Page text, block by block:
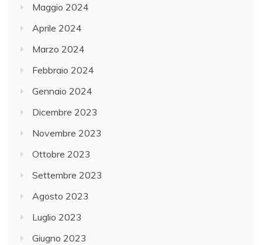
Maggio 2024
Aprile 2024
Marzo 2024
Febbraio 2024
Gennaio 2024
Dicembre 2023
Novembre 2023
Ottobre 2023
Settembre 2023
Agosto 2023
Luglio 2023
Giugno 2023